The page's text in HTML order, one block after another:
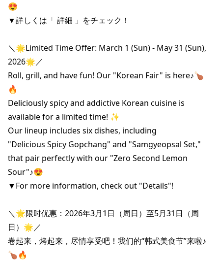
😍
▼詳しくは「 詳細 」をチェック！
＼🌟Limited Time Offer: March 1 (Sun) - May 31 (Sun),
2026🌟／
Roll, grill, and have fun! Our "Korean Fair" is here♪🍗
🔥
Deliciously spicy and addictive Korean cuisine is
available for a limited time! ✨
Our lineup includes six dishes, including
"Delicious Spicy Gopchang" and "Samgyeopsal Set,"
that pair perfectly with our "Zero Second Lemon
Sour"♪😍
▼For more information, check out "Details"!
＼🌟限时优惠：2026年3月1日（周日）至5月31日（周
日）🌟／
卷起来，烤起来，尽情享受吧！我们的“韩式美食节”来啦♪
🍗🔥